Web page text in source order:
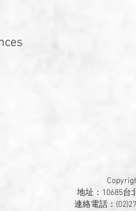
地址：10685台
連絡電話：